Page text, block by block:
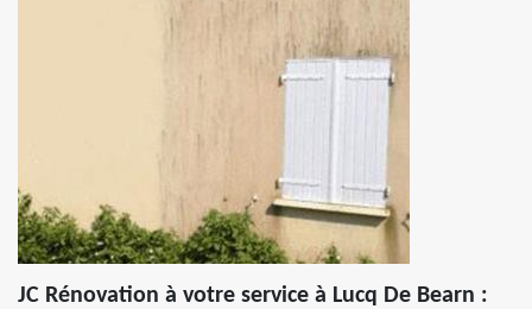
JC Rénovation à votre service à Lucq De Bearn :